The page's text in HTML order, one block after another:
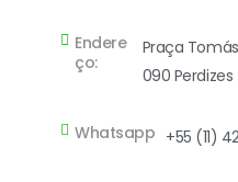
Endere
ço:
Praça
090 Perdizes
Whatsapp +55 (11)